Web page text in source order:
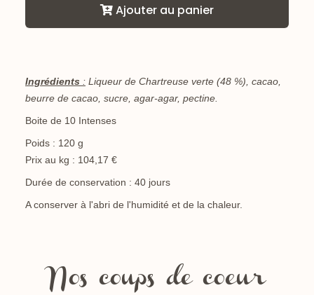
Ajouter au panier
Ingrédients : Liqueur de Chartreuse verte (48 %), cacao,
beurre de cacao, sucre, agar-agar, pectine.
Boite de 10 Intenses
Poids : 120 g
Prix au kg : 104,17 €
Durée de conservation : 40 jours
A conserver à l'abri de l'humidité et de la chaleur.
Nos coups de coeur